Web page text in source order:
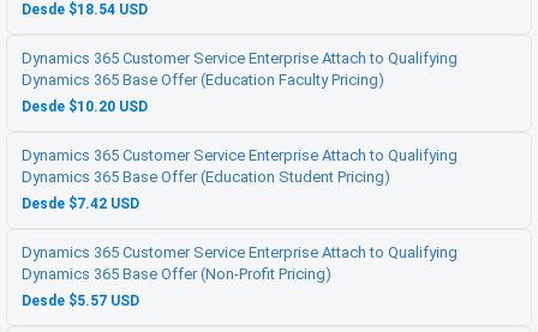
Desde $18.54 USD
Dynamics 365 Customer Service Enterprise Attach to Qualifying
Dynamics 365 Base Offer (Education Faculty Pricing)
Desde $10.20 USD
Dynamics 365 Customer Service Enterprise Attach to Qualifying
Dynamics 365 Base Offer (Education Student Pricing)
Desde $7.42 USD
Dynamics 365 Customer Service Enterprise Attach to Qualifying
Dynamics 365 Base Offer (Non-Profit Pricing)
Desde $5.57 USD